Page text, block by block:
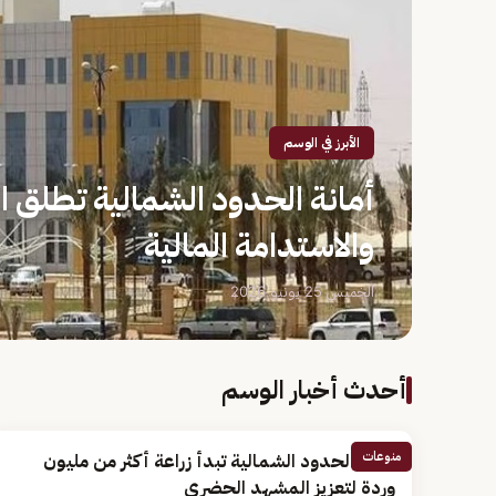
الأبرز في الوسم
أمانة الحدود الشمالية
والاستدامة المالية
الخميس 25 يونيو 2026
أحدث أخبار الوسم
منوعات
أمانة الحدود الشمالية تبدأ زراعة أكثر من مليون
وردة لتعزيز المشهد الحضري